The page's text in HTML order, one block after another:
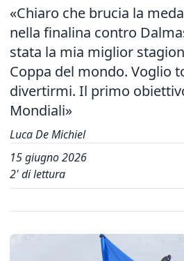
«Chiaro che brucia la
nella finalina contro
stata la mia miglior
Coppa del mondo. Voglio
divertirmi. Il primo
Mondiali»
Luca De Michiel
15 giugno 2026
2' di lettura